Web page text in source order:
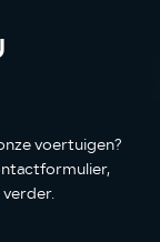
voertuigen?